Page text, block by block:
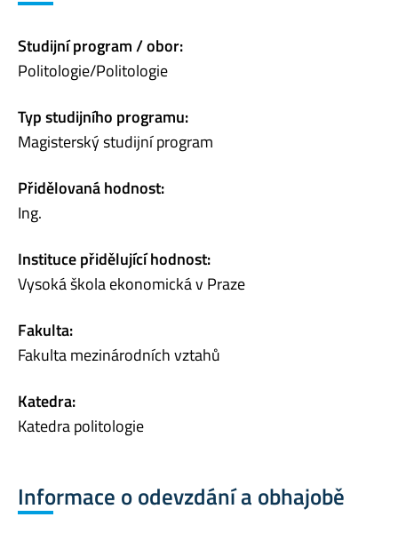
Studijní program / obor:
Politologie/Politologie
Typ studijního programu:
Magisterský studijní program
Přidělovaná hodnost:
Ing.
Instituce přidělující hodnost:
Vysoká škola ekonomická v Praze
Fakulta:
Fakulta mezinárodních vztahů
Katedra:
Katedra politologie
Informace o odevzdání a obhajobě